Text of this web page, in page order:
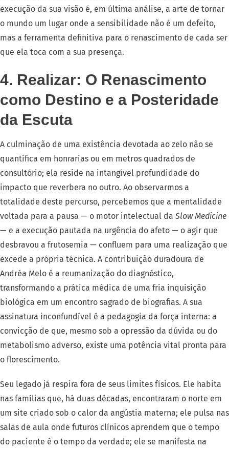
execução da sua visão é, em última análise, a arte de tornar
o mundo um lugar onde a sensibilidade não é um defeito,
mas a ferramenta definitiva para o renascimento de cada ser
que ela toca com a sua presença.
4. Realizar: O Renascimento
como Destino e a Posteridade
da Escuta
A culminação de uma existência devotada ao zelo não se
quantifica em honrarias ou em metros quadrados de
consultório; ela reside na intangível profundidade do
impacto que reverbera no outro. Ao observarmos a
totalidade deste percurso, percebemos que a mentalidade
voltada para a pausa — o motor intelectual da Slow Medicine
— e a execução pautada na urgência do afeto — o agir que
desbravou a frutosemia — confluem para uma realização que
excede a própria técnica. A contribuição duradoura de
Andréa Melo é a reumanização do diagnóstico,
transformando a prática médica de uma fria inquisição
biológica em um encontro sagrado de biografias. A sua
assinatura inconfundível é a pedagogia da força interna: a
convicção de que, mesmo sob a opressão da dúvida ou do
metabolismo adverso, existe uma potência vital pronta para
o florescimento.
Seu legado já respira fora de seus limites físicos. Ele habita
nas famílias que, há duas décadas, encontraram o norte em
um site criado sob o calor da angústia materna; ele pulsa nas
salas de aula onde futuros clínicos aprendem que o tempo
do paciente é o tempo da verdade; ele se manifesta na